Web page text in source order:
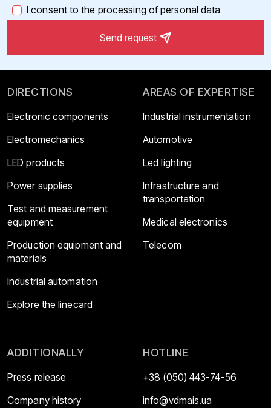
I consent to the processing of personal data
Send request
DIRECTIONS
Electronic components
Electromechanics
LED products
Power supplies
Test and measurement
equipment
Production equipment and
materials
Industrial automation
Explore the linecard
AREAS OF EXPERTISE
Industrial instrumentation
Automotive
Led lighting
Infrastructure and
transportation
Medical electronics
Telecom
ADDITIONALLY
Press release
Company history
HOTLINE
+38 (050) 443-74-56
info@vdmais.ua